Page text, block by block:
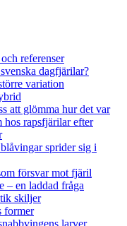
referenser
dagfjärilar?
variation
att glömma hur det var
hos rapsfjärilar efter
sprider sig i
försvar mot fjäril
– en laddad fråga
skiljer
former
larver